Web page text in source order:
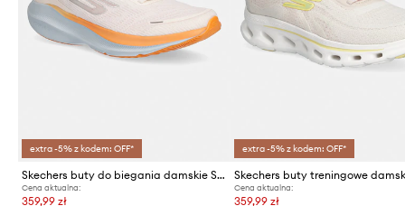
extra -5% z kodem: OFF*
Skechers buty do biegania damskie SKX AERO PULSE
Cena aktualna:
359,99 zł
extra -5% z kodem: OFF*
Cena aktualna:
359,99 zł